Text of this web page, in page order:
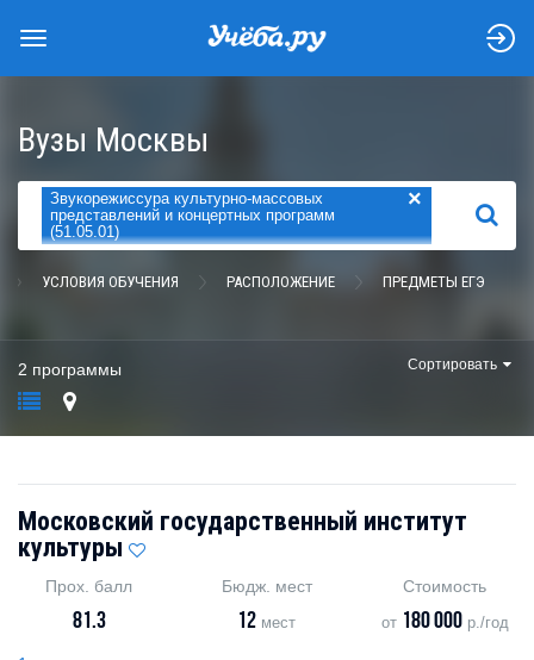
Вузы Москвы
Звукорежиссура культурно-массовых
представлений и концертных программ
(51.05.01)
×
НАЙТИ
УСЛОВИЯ ОБУЧЕНИЯ РАСПОЛОЖЕНИЕ ПРЕДМЕТЫ ЕГЭ
2 программы Сортировать
Московский государственный институт
культуры
Прох. балл
81.3
Бюдж. мест
12 мест
Стоимость
от 180 000р./год